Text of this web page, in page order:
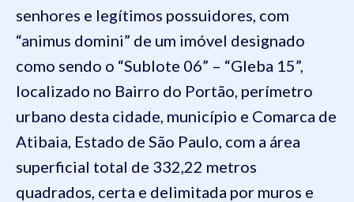
senhores e legítimos possuidores, com
“animus domini” de um imóvel designado
como sendo o “Sublote 06” – “Gleba 15”,
localizado no Bairro do Portão, perímetro
urbano desta cidade, município e Comarca de
Atibaia, Estado de São Paulo, com a área
superficial total de 332,22 metros
quadrados, certa e delimitada por muros e